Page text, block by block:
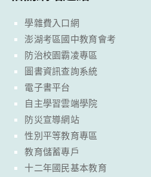
學雜費入口網
澎湖考區國中教育會考
防治校園霸凌專區
圖書資訊查詢系統
電子書平台
自主學習雲端學院
防災宣導網站
性別平等教育專區
教育儲蓄專戶
十二年國民基本教育